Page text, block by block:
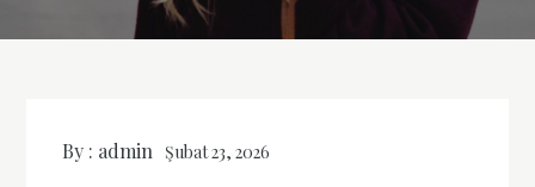
By : admin Şubat 23, 2026